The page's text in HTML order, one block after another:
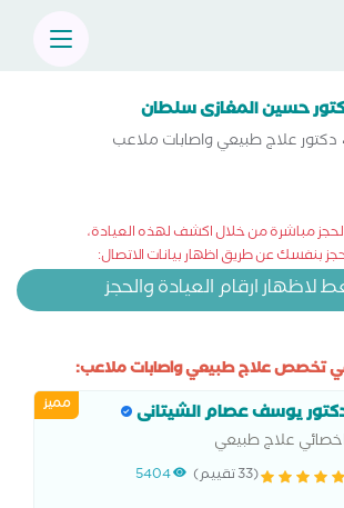
حسين المغازى سلطان
دكتور علاج طبيعي واصابات ملاعب
مباشرة من خلال اكشف لهذه العيادة،
بنفسك عن طريق اظهار بيانات الاتصال:
لاظهار ارقام العيادة والحجز
تخصص علاج طبيعي واصابات ملاعب:
مميز يوسف عصام الشيتانى
علاج طبيعي
(33 تقييم) 5404